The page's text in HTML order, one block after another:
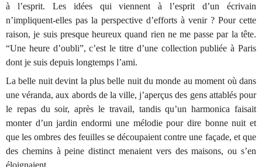
à l’esprit. Les idées qui viennentà l’esprit d’un écrivain
n’impliquent-elles pas la perspective d’efforts à venir ? Pour cette
raison, je suis presque heureux quand rien ne me passe par la tête.
“Une heure d’oubli”, c’est le titre d’une collection publiéeà Paris
dont je suis depuis longtemps l’ami.
La belle nuit devint la plus belle nuit du monde au moment où dans
une véranda, aux abords de la ville, j’aperçus des gens attablés pour
le repas du soir, après le travail, tandis qu’un harmonica faisait
monter d’un jardin endormi une mélodie pour dire bonne nuit et
que les ombres des feuilles se découpaient contre une façade, et que
des chemins à peine distinct menaient vers des maisons, ou s’en
éloignaient.